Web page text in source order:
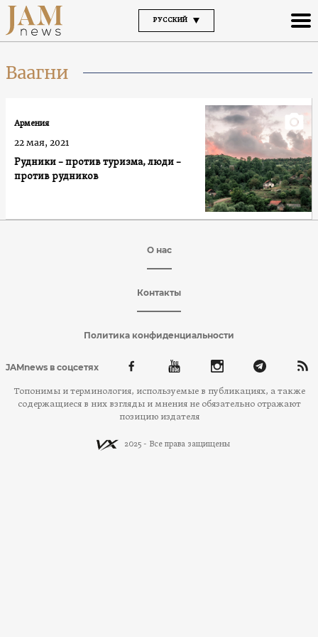
РУССКИЙ
Ваагни
Рудники – против туризма, люди –
против рудников
Армения
22 мая, 2021
О нас
Контакты
Политика конфиденциальности
JAMnews в соцсетях
Топонимы и терминология, используемые в публикациях, а также
содержащиеся в них взгляды и мнения не обязательно отражают
позицию издателя
2025 - Все права защищены